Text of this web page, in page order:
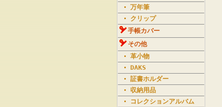
万年筆
クリップ
手帳カバー
その他
革小物
DAKS
証書ホルダー
収納用品
コレクションアルバム